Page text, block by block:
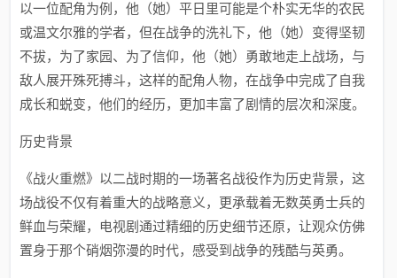
以一位配角为例，他（她）平日里可能是个朴实无华的农民
或温文尔雅的学者，但在战争的洗礼下，他（她）变得坚韧
不拔，为了家园、为了信仰，他（她）勇敢地走上战场，与
敌人展开殊死搏斗，这样的配角人物，在战争中完成了自我
成长和蜕变，他们的经历，更加丰富了剧情的层次和深度。
历史背景
《战火重燃》以二战时期的一场著名战役作为历史背景，这
场战役不仅有着重大的战略意义，更承载着无数英勇士兵的
鲜血与荣耀，电视剧通过精细的历史细节还原，让观众仿佛
置身于那个硝烟弥漫的时代，感受到战争的残酷与英勇。